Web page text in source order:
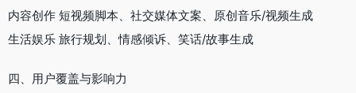
内容创作 短视频脚本、社交媒体文案、原创音乐/视频生成
生活娱乐 旅行规划、情感倾诉、笑话/故事生成
四、用户覆盖与影响力